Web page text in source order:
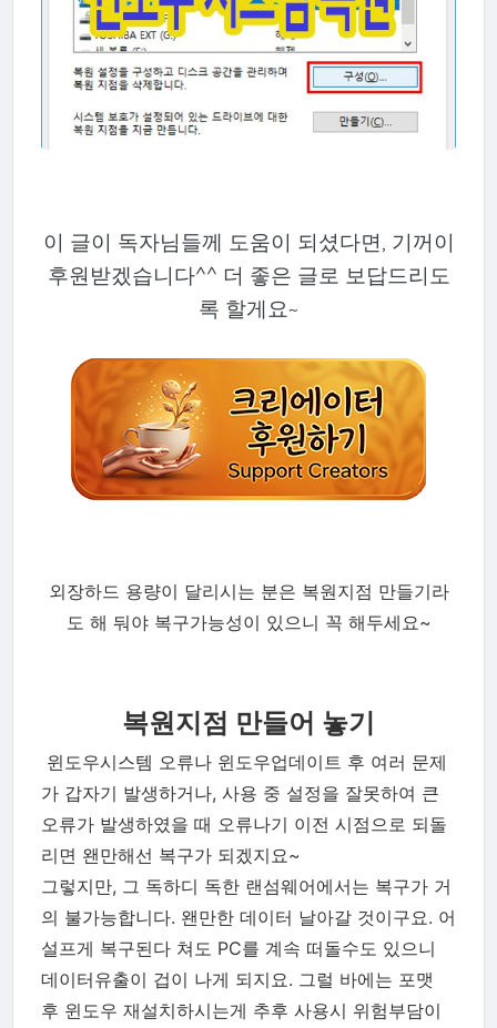
이 글이 독자님들께 도움이 되셨다면, 기꺼이
후원받겠습니다^^ 더 좋은 글로 보답드리도
록 할게요~
외장하드 용량이 달리시는 분은 복원지점 만들기라
도 해 둬야 복구가능성이 있으니 꼭 해두세요~
복원지점 만들어 놓기
윈도우시스템 오류나 윈도우업데이트 후 여러 문제
가 갑자기 발생하거나, 사용 중 설정을 잘못하여 큰
오류가 발생하였을 때 오류나기 이전 시점으로 되돌
리면 왠만해선 복구가 되겠지요~
그렇지만, 그 독하디 독한 랜섬웨어에서는 복구가 거
의 불가능합니다. 왠만한 데이터 날아갈 것이구요. 어
설프게 복구된다 쳐도 PC를 계속 떠돌수도 있으니
데이터유출이 겁이 나게 되지요. 그럴 바에는 포맷
후 윈도우 재설치하시는게 추후 사용시 위험부담이